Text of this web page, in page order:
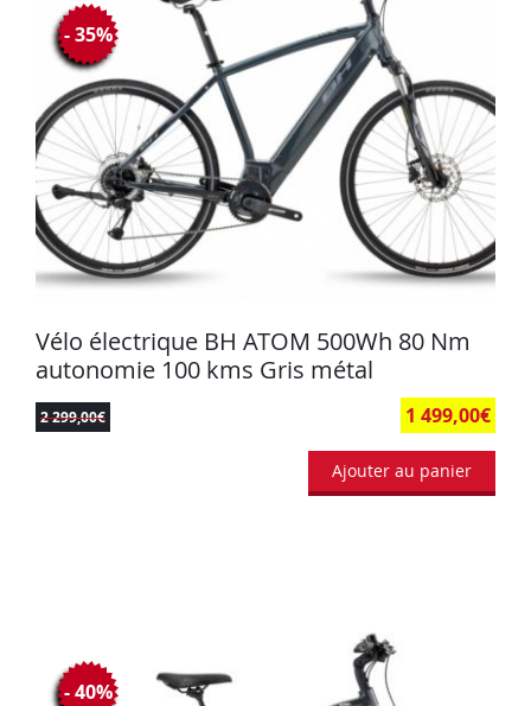
Vélo électrique BH ATOM 500Wh 80 Nm
autonomie 100 kms Gris métal
2 299,00€ 1 499,00€
- 35%
Ajouter au panier
- 40%